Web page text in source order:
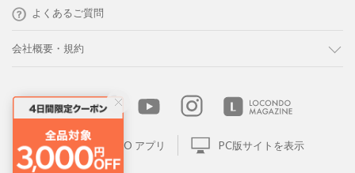
よくあるご質問
会社概要・規約
LOCONDO アプリ PC版サイトを表示